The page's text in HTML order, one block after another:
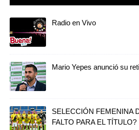
Radio en Vivo
Mario Yepes anunció su
SELECCIÓN FEMENINA
FALTO PARA EL TÍTULO?